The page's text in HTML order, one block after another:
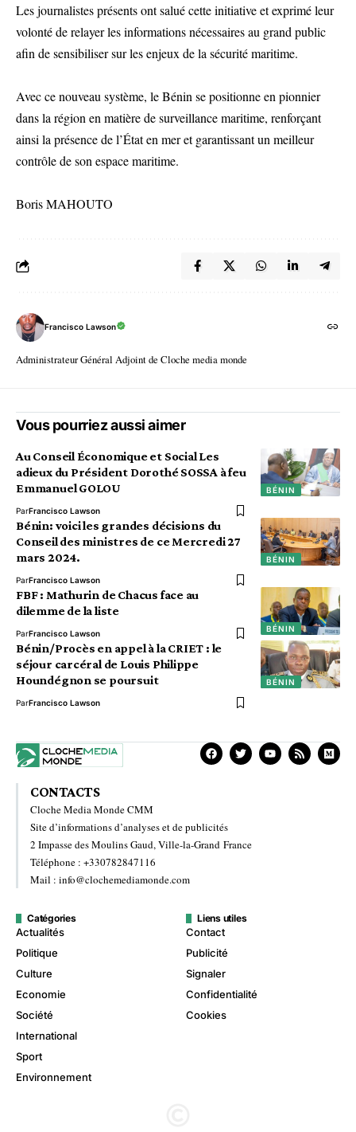
Les journalistes présents ont salué cette initiative et exprimé leur
volonté de relayer les informations nécessaires au grand public
afin de sensibiliser sur les enjeux de la sécurité maritime.
Avec ce nouveau système, le Bénin se positionne en pionnier
dans la région en matière de surveillance maritime, renforçant
ainsi la présence de l’État en mer et garantissant un meilleur
contrôle de son espace maritime.
Boris MAHOUTO
Francisco Lawson
Administrateur Général Adjoint de Cloche media monde
Vous pourriez aussi aimer
BÉNIN
Au Conseil Économique et Social Les
adieux du Président Dorothé SOSSA à feu
Emmanuel GOLOU
ParFrancisco Lawson
BÉNIN
Bénin: voici les grandes décisions du
Conseil des ministres de ce Mercredi 27
mars 2024.
ParFrancisco Lawson
BÉNIN
FBF : Mathurin de Chacus face au
dilemme de la liste
ParFrancisco Lawson
BÉNIN
Bénin/Procès en appel à la CRIET : le
séjour carcéral de Louis Philippe
Houndégnon se poursuit
ParFrancisco Lawson
CONTACTS
Cloche Media Monde CMM
Site d’informations d’analyses et de publicités
2 Impasse des Moulins Gaud, Ville-la-Grand France
Téléphone : +330782847116
Mail : info@clochemediamonde.com
Catégories
Actualités
Politique
Culture
Economie
Société
International
Sport
Environnement
Liens utiles
Contact
Publicité
Signaler
Confidentialité
Cookies